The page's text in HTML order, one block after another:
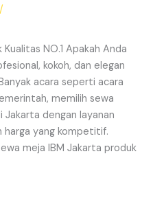
/
NO.1 Apakah Anda
kokoh, dan elegan
acara seperti acara
memilih sewa
Jakarta dengan layanan
harga yang kompetitif.
meja IBM Jakarta produk